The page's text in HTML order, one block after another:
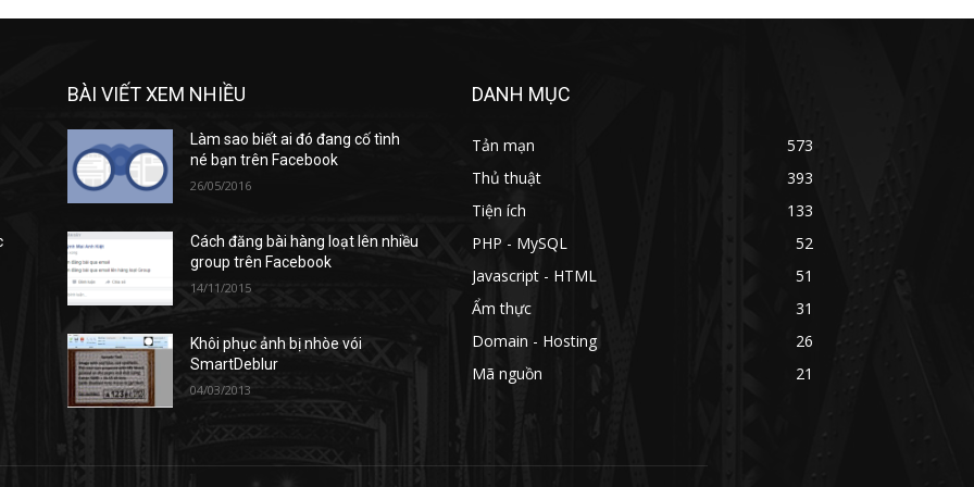
BÀI VIẾT XEM NHIỀU
Làm sao biết ai đó đang cố tình
né bạn trên Facebook
26/05/2016
Cách đăng bài hàng loạt lên nhiều
group trên Facebook
14/11/2015
Khôi phục ảnh bị nhòe vói
SmartDeblur
04/03/2013
DANH MỤC
Tản mạn
573
Thủ thuật
393
Tiện ích
133
PHP - MySQL
52
Javascript - HTML
51
Ẩm thực
31
Domain - Hosting
26
Mã nguồn
21